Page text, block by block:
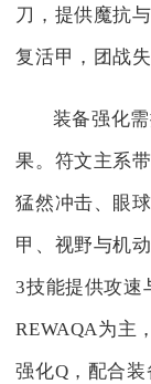
刀，提供魔抗
复活甲，团战
装备强化
果。符文主系
猛然冲击、眼
甲、视野与机
3技能提供攻速
REWAQA为主
强化Q，配合装